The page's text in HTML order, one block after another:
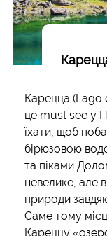
Карецца (Lago
це must see у
їхати, щоб
бірюзовою
та піками
невелике, але
природи
Саме тому
Кареццу